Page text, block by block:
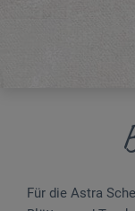
Für die Astra